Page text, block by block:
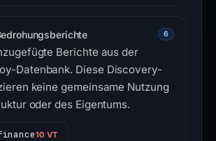
6
Berichte aus der
Datenbank. Diese Discovery-
keine gemeinsame Nutzung
oder des Eigentums.
10 VT